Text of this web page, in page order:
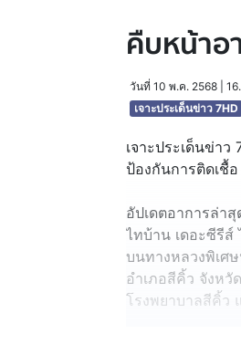
คืบหน้าอ
วันที่ 10 พ.ค. 2568 |
เจาะประเด็นข่าว 7HD
เจาะประเด็นข่า
ป้องกันการติดเชื้
อัปเดตอาการล่า
ไทบ้าน เดอะซีรีส์
บนทางหลวงพิเศ
อำเภอสีคิ้ว จังหวั
โรงพยาบาลสีคิ้ว
โดยแพทย์ได้ทำ